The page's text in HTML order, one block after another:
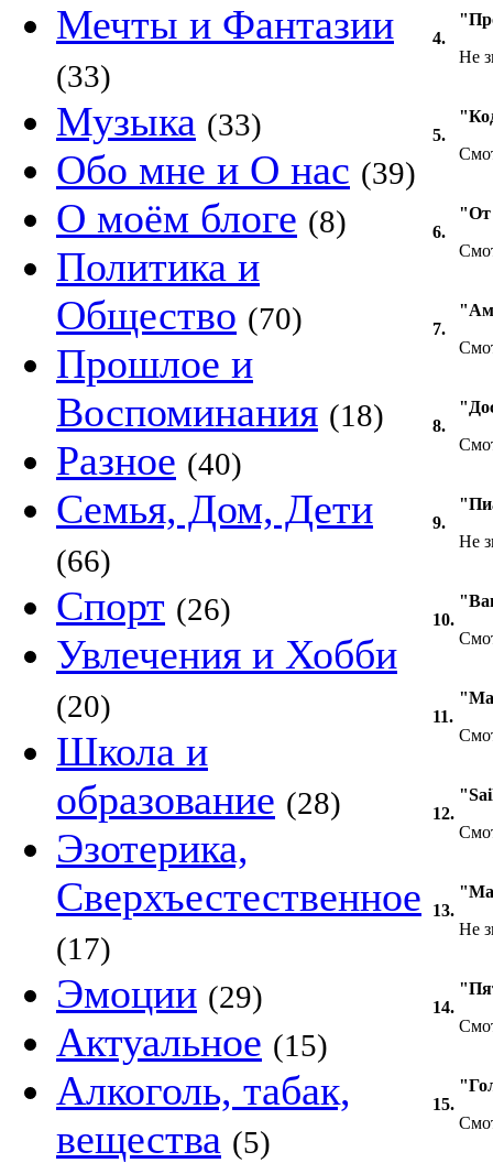
Мечты и Фантазии
(33)
Музыка (33)
Обо мне и О нас (39)
О моём блоге (8)
Политика и
Общество (70)
Прошлое и
Воспоминания (18)
Разное (40)
Семья, Дом, Дети
(66)
Спорт (26)
Увлечения и Хобби
(20)
Школа и
образование (28)
Эзотерика,
Сверхъестественное
(17)
Эмоции (29)
Актуальное (15)
Алкоголь, табак,
вещества (5)
4.
Не
5.
6.
"От
7.
8.
9.
Не
10.
11.
12.
13.
Не
14.
15.